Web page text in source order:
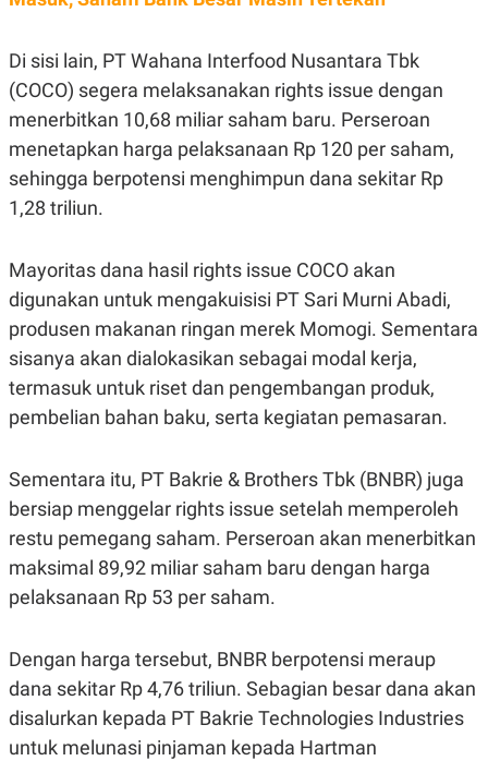
S
D
T
A
S
O
N
T
A
V
I
P
S
U
JARINGAN
K
O
T
A
C
A
E
M
Y
P
R
S
E
E
S
E
.
I
A
G
G
A
N
I
E
R
J
A
Di sisi lain, PT Wahana Interfood Nusantara Tbk
(COCO) segera melaksanakan rights issue dengan
menerbitkan 10,68 miliar saham baru. Perseroan
menetapkan harga pelaksanaan Rp 120 per saham,
sehingga berpotensi menghimpun dana sekitar Rp
1,28 triliun.
Mayoritas dana hasil rights issue COCO akan
digunakan untuk mengakuisisi PT Sari Murni Abadi,
produsen makanan ringan merek Momogi. Sementara
sisanya akan dialokasikan sebagai modal kerja,
termasuk untuk riset dan pengembangan produk,
pembelian bahan baku, serta kegiatan pemasaran.
Sementara itu, PT Bakrie & Brothers Tbk (BNBR) juga
bersiap menggelar rights issue setelah memperoleh
restu pemegang saham. Perseroan akan menerbitkan
maksimal 89,92 miliar saham baru dengan harga
pelaksanaan Rp 53 per saham.
Dengan harga tersebut, BNBR berpotensi meraup
dana sekitar Rp 4,76 triliun. Sebagian besar dana akan
disalurkan kepada PT Bakrie Technologies Industries
untuk melunasi pinjaman kepada Hartman